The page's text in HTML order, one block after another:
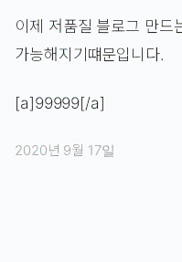
이제 저품질 블로그 만
가능해지기떄문입니다.
[a]99999[/a]
2020년 9월 17일